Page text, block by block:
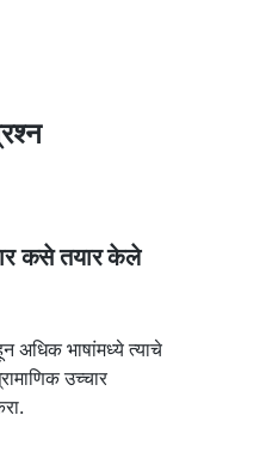
कसे तयार केले
भाषांमध्ये त्याचे
उच्चार